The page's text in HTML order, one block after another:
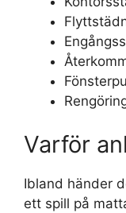
Varför
Ibland händer
ett spill på